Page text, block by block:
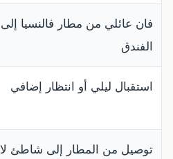
فان عائلي من مطار فالنسيا إلى
الفندق
استقبال ليلي أو انتظار إضافي
توصيل من المطار إلى شاطئ لا